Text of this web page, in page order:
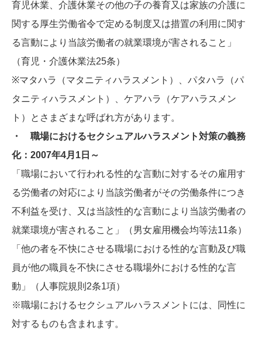
育児休業、介護休業その他の子の養育又は家族の介護に
関する厚生労働省令で定める制度又は措置の利用に関す
る言動により当該労働者の就業環境が害されること」
（育児・介護休業法25条）
※マタハラ（マタニティハラスメント）、パタハラ（パ
タニティハラスメント）、ケアハラ（ケアハラスメン
ト）とさまざまな呼ばれ方があります。
・ 職場におけるセクシュアルハラスメント対策の義務
化：2007年4月1日～
「職場において行われる性的な言動に対するその雇用す
る労働者の対応により当該労働者がその労働条件につき
不利益を受け、又は当該性的な言動により当該労働者の
就業環境が害されること」（男女雇用機会均等法11条）
「他の者を不快にさせる職場における性的な言動及び職
員が他の職員を不快にさせる職場外における性的な言
動」（人事院規則2条1項）
※職場におけるセクシュアルハラスメントには、同性に
対するものも含まれます。